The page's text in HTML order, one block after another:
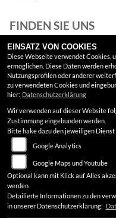
FINDEN SIE UNS
Facebook
Google Maps
RECHTLICHES
AGB
Impressum
Datenschutz
Disclaimer
EINSATZ VON COOKIES
Diese Webseite verwendet Cookies,
ermöglichen. Diese Daten werden
Nutzungsprofilen oder anderer
zu verwendeten Cookies und
hier: Datenschutzerklärung
Wir verwenden auf dieser Website
Zustimmung eingebunden werden.
Bitte hake dazu den jeweiligen
Google Analytics
Google Maps und Youtube
Optional kann mit Klick auf Alles
werden
Detailierte Informationen zu den
in unserer Datenschutzerklärung: